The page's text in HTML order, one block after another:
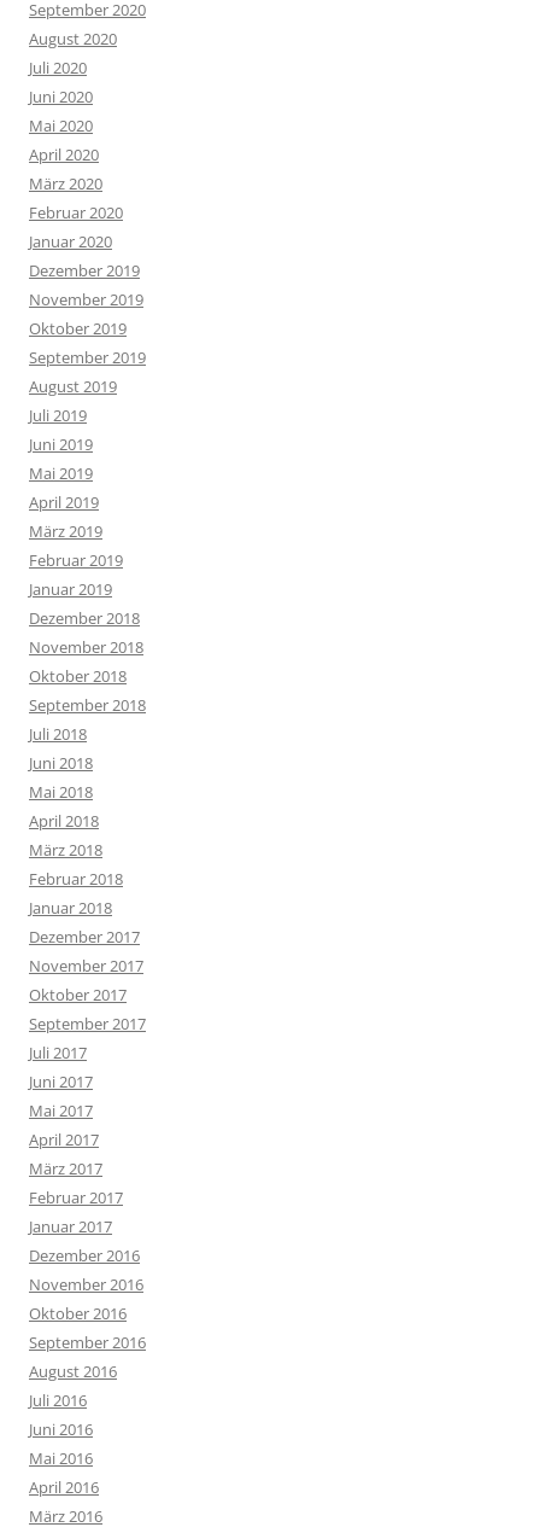
September 2020
August 2020
Juli 2020
Juni 2020
Mai 2020
April 2020
März 2020
Februar 2020
Januar 2020
Dezember 2019
November 2019
Oktober 2019
September 2019
August 2019
Juli 2019
Juni 2019
Mai 2019
April 2019
März 2019
Februar 2019
Januar 2019
Dezember 2018
November 2018
Oktober 2018
September 2018
Juli 2018
Juni 2018
Mai 2018
April 2018
März 2018
Februar 2018
Januar 2018
Dezember 2017
November 2017
Oktober 2017
September 2017
Juli 2017
Juni 2017
Mai 2017
April 2017
März 2017
Februar 2017
Januar 2017
Dezember 2016
November 2016
Oktober 2016
September 2016
August 2016
Juli 2016
Juni 2016
Mai 2016
April 2016
März 2016